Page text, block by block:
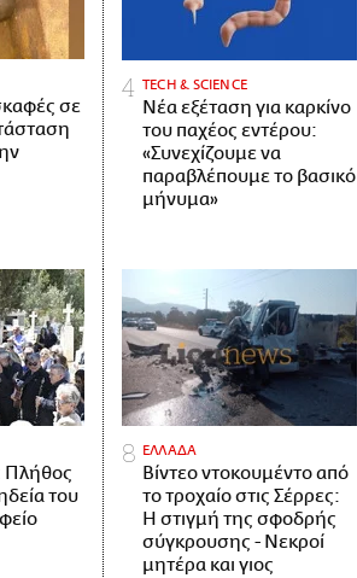
σε
ΤECH & SCIENCE
Νέα εξέταση για καρκίνο
του παχέος εντέρου:
«Συνεχίζουμε να
παραβλέπουμε το βασικό
μήνυμα»
Πλήθος
του
ΕΛΛΑΔΑ
Βίντεο ντοκουμέντο από
το τροχαίο στις Σέρρες:
Η στιγμή της σφοδρής
σύγκρουσης - Νεκροί
μητέρα και γιος